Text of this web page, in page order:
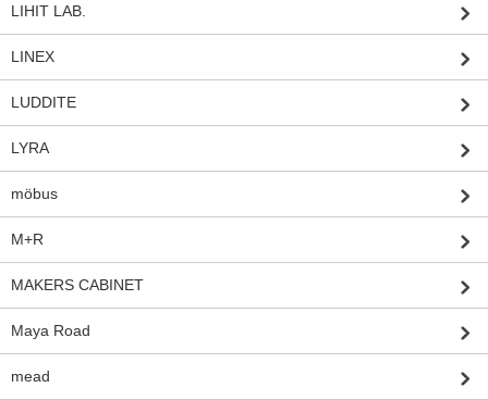
LIHIT LAB.
LINEX
LUDDITE
LYRA
möbus
M+R
MAKERS CABINET
Maya Road
mead